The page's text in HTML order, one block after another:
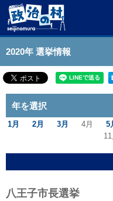
2020年 選挙情報
年を選択
1月 2月 3月 4月 5
11
八王子市長選挙